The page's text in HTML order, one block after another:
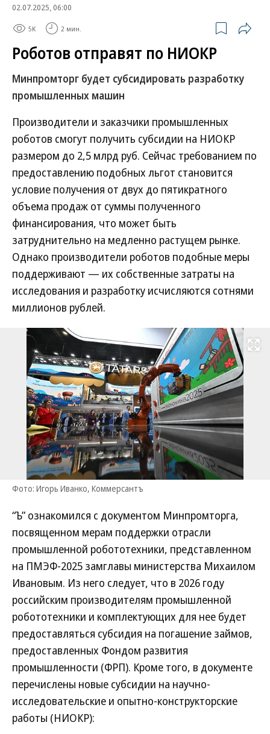
02.07.2025, 06:00
5K 2 мин.
Роботов отправят по НИОКР
Минпромторг будет субсидировать разработку
промышленных машин
Производители и заказчики промышленных
роботов смогут получить субсидии на НИОКР
размером до 2,5 млрд руб. Сейчас требованием по
предоставлению подобных льгот становится
условие получения от двух до пятикратного
объема продаж от суммы полученного
финансирования, что может быть
затруднительно на медленно растущем рынке.
Однако производители роботов подобные меры
поддерживают — их собственные затраты на
исследования и разработку исчисляются сотнями
миллионов рублей.
Развернуть
Фото: Игорь Иванко, Коммерсантъ
“Ъ” ознакомился с документом Минпромторга,
посвященном мерам поддержки отрасли
промышленной робототехники, представленном
на ПМЭФ-2025 замглавы министерства Михаилом
Ивановым. Из него следует, что в 2026 году
российским производителям промышленной
робототехники и комплектующих для нее будет
предоставляться субсидия на погашение займов,
предоставленных Фондом развития
промышленности (ФРП). Кроме того, в документе
перечислены новые субсидии на научно-
исследовательские и опытно-конструкторские
работы (НИОКР):